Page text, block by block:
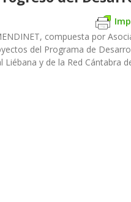
compuesta por
del Programa de
y de la Red Cántabra